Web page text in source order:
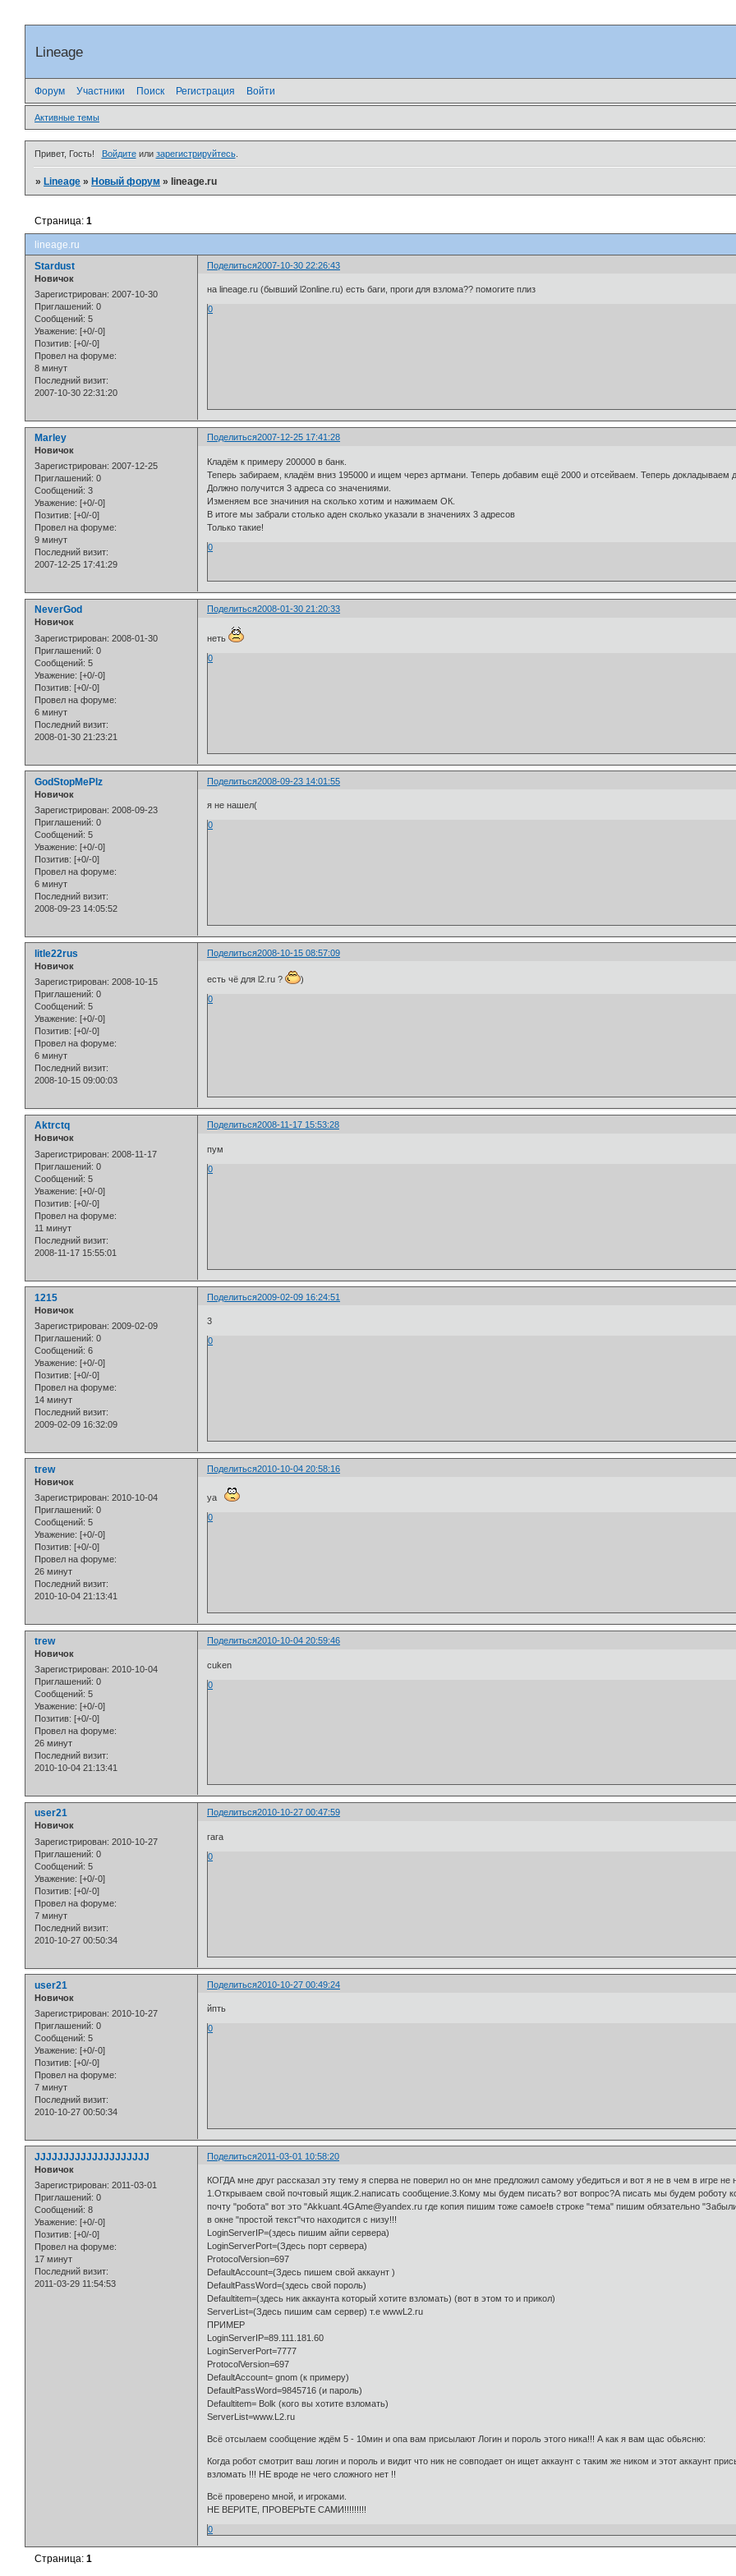
Lineage
Форум Участники Поиск Регистрация Войти
Активные темы
Привет, Гость! Войдитеили зарегистрируйтесь.
»Lineage »Новый форум »lineage.ru
lineage.ru
Страница:1
Поделиться2007-10-30 22:26:43
Stardust
Новичок
Зарегистрирован: 2007-10-30
Приглашений: 0
Сообщений: 5
Уважение: [+0/-0]
Позитив: [+0/-0]
Провел на форуме:
8 минут
Последний визит:
2007-10-30 22:31:20
на lineage.ru (бывший l2online.ru) есть баги, проги для взлома?? помогите плиз
0
Поделиться2007-12-25 17:41:28
Marley
Новичок
Зарегистрирован: 2007-12-25
Приглашений: 0
Сообщений: 3
Уважение: [+0/-0]
Позитив: [+0/-0]
Провел на форуме:
9 минут
Последний визит:
2007-12-25 17:41:29
Кладём к примеру 200000 в банк.
Теперь забираем, кладём вниз 195000 и ищем через артмани. Теперь добавим ещё 2000 и отсейваем. Теперь докладываем
Должно получится 3 адреса со значениями.
Изменяем все значиния на сколько хотим и нажимаем ОК.
В итоге мы забрали столько аден сколько указали в значениях 3 адресов
Только такие!
0
Поделиться2008-01-30 21:20:33
NeverGod
Новичок
Зарегистрирован: 2008-01-30
Приглашений: 0
Сообщений: 5
Уважение: [+0/-0]
Позитив: [+0/-0]
Провел на форуме:
6 минут
Последний визит:
2008-01-30 21:23:21
неть
0
Поделиться2008-09-23 14:01:55
GodStopMePlz
Новичок
Зарегистрирован: 2008-09-23
Приглашений: 0
Сообщений: 5
Уважение: [+0/-0]
Позитив: [+0/-0]
Провел на форуме:
6 минут
Последний визит:
2008-09-23 14:05:52
я не нашел(
0
Поделиться2008-10-15 08:57:09
litle22rus
Новичок
Зарегистрирован: 2008-10-15
Приглашений: 0
Сообщений: 5
Уважение: [+0/-0]
Позитив: [+0/-0]
Провел на форуме:
6 минут
Последний визит:
2008-10-15 09:00:03
есть чё для l2.ru ?
)
0
Поделиться2008-11-17 15:53:28
Aktrctq
Новичок
Зарегистрирован: 2008-11-17
Приглашений: 0
Сообщений: 5
Уважение: [+0/-0]
Позитив: [+0/-0]
Провел на форуме:
11 минут
Последний визит:
2008-11-17 15:55:01
пум
0
Поделиться2009-02-09 16:24:51
1215
Новичок
Зарегистрирован: 2009-02-09
Приглашений: 0
Сообщений: 6
Уважение: [+0/-0]
Позитив: [+0/-0]
Провел на форуме:
14 минут
Последний визит:
2009-02-09 16:32:09
3
0
Поделиться2010-10-04 20:58:16
trew
Новичок
Зарегистрирован: 2010-10-04
Приглашений: 0
Сообщений: 5
Уважение: [+0/-0]
Позитив: [+0/-0]
Провел на форуме:
26 минут
Последний визит:
2010-10-04 21:13:41
ya
0
Поделиться2010-10-04 20:59:46
trew
Новичок
Зарегистрирован: 2010-10-04
Приглашений: 0
Сообщений: 5
Уважение: [+0/-0]
Позитив: [+0/-0]
Провел на форуме:
26 минут
Последний визит:
2010-10-04 21:13:41
cuken
0
Поделиться2010-10-27 00:47:59
user21
Новичок
Зарегистрирован: 2010-10-27
Приглашений: 0
Сообщений: 5
Уважение: [+0/-0]
Позитив: [+0/-0]
Провел на форуме:
7 минут
Последний визит:
2010-10-27 00:50:34
гага
0
Поделиться2010-10-27 00:49:24
user21
Новичок
Зарегистрирован: 2010-10-27
Приглашений: 0
Сообщений: 5
Уважение: [+0/-0]
Позитив: [+0/-0]
Провел на форуме:
7 минут
Последний визит:
2010-10-27 00:50:34
йпть
0
Поделиться2011-03-01 10:58:20
JJJJJJJJJJJJJJJJJJJJ
Новичок
Зарегистрирован: 2011-03-01
Приглашений: 0
Сообщений: 8
Уважение: [+0/-0]
Позитив: [+0/-0]
Провел на форуме:
17 минут
Последний визит:
2011-03-29 11:54:53
КОГДА мне друг рассказал эту тему я сперва не поверил но он мне предложил самому убедиться и вот я не в чем в игре
1.Открываем свой почтовый ящик.2.написать сообщение.3.Кому мы будем писать? вот вопрос?А писать мы будем роботу
почту "робота" вот это "Akkuant.4GAme@yandex.ru где копия пишим тоже самое!в строке "тема" пишим обязательно
в окне "простой текст"что находится с низу!!!
LoginServerIP=(здесь пишим айпи сервера)
LoginServerPort=(Здесь порт сервера)
ProtocolVersion=697
DefaultAccount=(Здесь пишем свой аккаунт )
DefaultPassWord=(здесь свой пороль)
Defaultitem=(здесь ник аккаунта который хотите взломать) (вот в этом то и прикол)
ServerList=(Здесь пишим сам сервер) т.е wwwL2.ru
ПРИМЕР
LoginServerIP=89.111.181.60
LoginServerPort=7777
ProtocolVersion=697
DefaultAccount= gnom (к примеру)
DefaultPassWord=9845716 (и пароль)
Defaultitem= Bolk (кого вы хотите взломать)
ServerList=www.L2.ru
Всё отсылаем сообщение ждём 5 - 10мин и опа вам присылают Логин и пороль этого ника!!! А как я вам щас обьясню:
Когда робот смотрит ваш логин и пороль и видит что ник не совподает он ищет аккаунт с таким же ником и этот аккаунт
взломать !!! НЕ вроде не чего сложного нет !!
Всё проверено мной, и игроками.
НЕ ВЕРИТЕ, ПРОВЕРЬТЕ САМИ!!!!!!!!!
0
Страница:1